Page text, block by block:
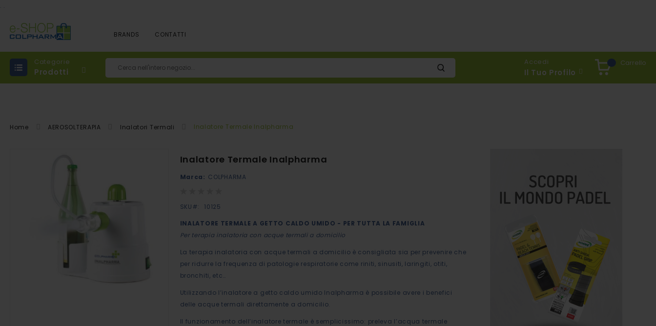
. .
BRANDS CONTATTI
Categorie
Prodotti Cerca
Carrello
Accedi
Il Tuo Profilo
Home AEROSOLTERAPIA Inalatori Termali Inalatore Termale Inalpharma
Inalatore Termale Inalpharma
Marca: COLPHARMA
SKU
10125
INALATORE TERMALE A GETTO CALDO UMIDO - PER TUTTA LA FAMIGLIA
Per terapia inalatoria con acque termali a domicilio
La terapia inalatoria con acque termali a domicilio è consigliata sia per prevenire che
per ridurre la frequenza di patologie respiratorie come riniti, sinusiti, laringiti, otiti,
bronchiti, etc…
Utilizzando l’inalatore a getto caldo umido Inalpharma è possibile avere i benefici
delle acque termali direttamente a domicilio.
Il funzionamento dell’inalatore termale è semplicissimo: preleva l’acqua termale